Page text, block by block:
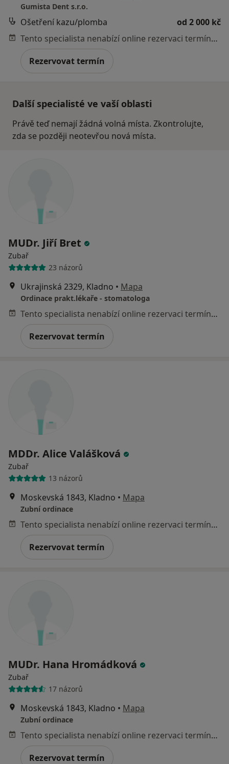
Gumista Dent s.r.o.
Ošetření kazu/plomba
od 2 000 kč
Tento specialista nenabízí online rezervaci termínu na této adrese.
Rezervovat termín
Další specialisté ve vaší oblasti
Právě teď nemají žádná volná místa. Zkontrolujte,
zda se později neotevřou nová místa.
MUDr. Jiří Bret
Zubař
23 názorů
Ukrajinská 2329, Kladno • Mapa
Ordinace prakt.lékaře - stomatologa
Tento specialista nenabízí online rezervaci termínu na této adrese.
Rezervovat termín
MDDr. Alice Valášková
Zubař
13 názorů
Moskevská 1843, Kladno • Mapa
Zubní ordinace
Tento specialista nenabízí online rezervaci termínu na této adrese.
Rezervovat termín
MUDr. Hana Hromádková
Zubař
17 názorů
Moskevská 1843, Kladno • Mapa
Zubní ordinace
Tento specialista nenabízí online rezervaci termínu na této adrese.
Rezervovat termín